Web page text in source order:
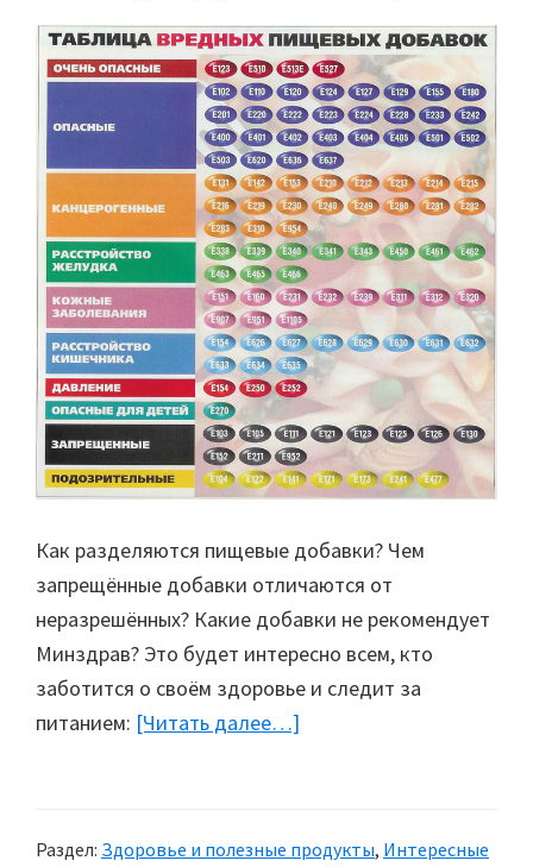
Как разделяются пищевые добавки? Чем
запрещённые добавки отличаются от
неразрешённых? Какие добавки не рекомендует
Минздрав? Это будет интересно всем, кто
заботится о своём здоровье и следит за
питанием: [Читать далее…]
Раздел: Здоровье и полезные продукты, Интересные